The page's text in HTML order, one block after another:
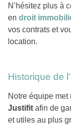
N’hésitez plus à
en droit
vos contrats et
location.
Historique de
Notre équipe
Justifit afin de
et utiles au plus